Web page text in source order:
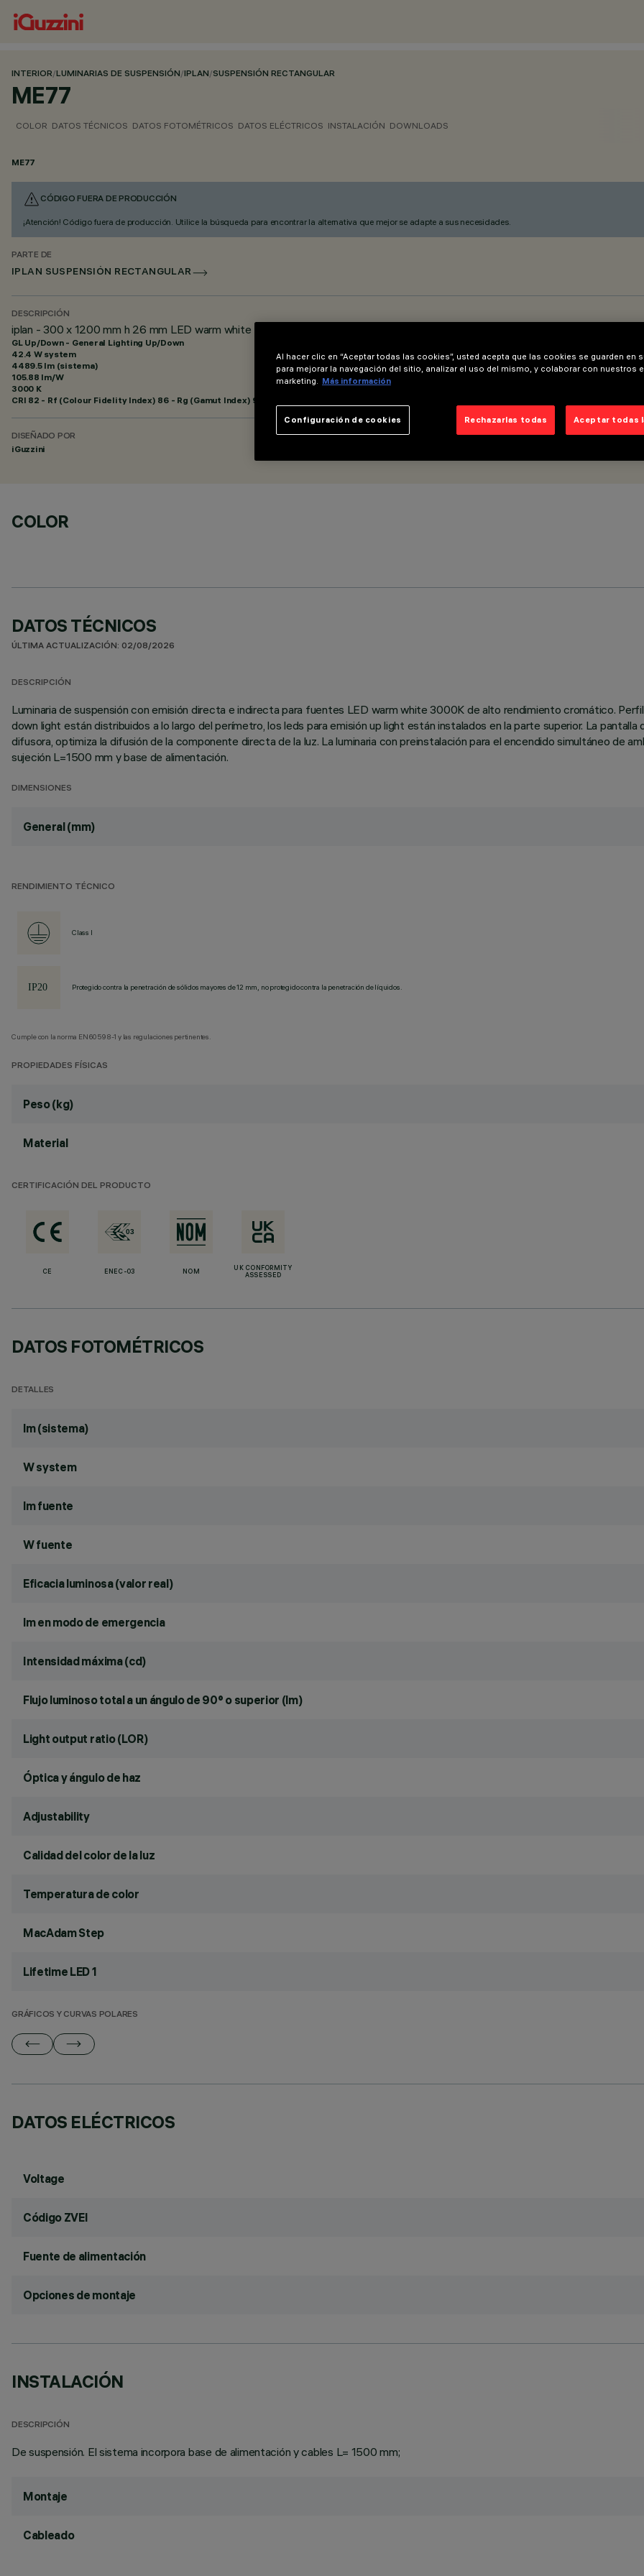
INTERIOR/LUMINARIAS DE SUSPENSIÓN/IPLAN/SUSPENSIÓN RECTANGULAR
ME77
COLOR DATOS TÉCNICOS DATOS FOTOMÉTRICOS DATOS ELÉCTRICOS INSTALACIÓN DOWNLOADS
ME77
CÓDIGO FUERA DE PRODUCCIÓN
¡Atención! Código fuera de producción. Utilice la búsqueda para encontrar la alternativa que mejor se adapte a sus necesidades.
PARTE DE
IPLAN SUSPENSIÓN RECTANGULAR
DESCRIPCIÓN
iplan - 300 x 1200 mm h 26 mm LED warm white - cableado electrónico - óptica luz general
GL Up/Down - General Lighting Up/Down
42.4 W system
4489.5 lm (sistema)
105.88 lm/W
3000 K
CRI 82 - Rf (Colour Fidelity Index) 86 - Rg (Gamut Index) 96
DISEÑADO POR
iGuzzini
COLOR
DATOS TÉCNICOS
ÚLTIMA ACTUALIZACIÓN: 02/08/2026
DESCRIPCIÓN
Luminaria de suspensión con emisión directa e indirecta para fuentes LED warm white 3000K de alto rendimiento cromático.
down light están distribuidos a lo largo del perímetro, los leds para emisión up light están instalados en la parte superior. La pantalla
difusora, optimiza la difusión de la componente directa de la luz. La luminaria con preinstalación para el encendido simultáneo de
sujeción L=1500 mm y base de alimentación.
DIMENSIONES
General (mm)
RENDIMIENTO TÉCNICO
Class I
Protegido contra la penetración de sólidos mayores de 12 mm, no protegido contra la penetración de líquidos.
Cumple con la norma EN60598-1 y las regulaciones pertinentes.
PROPIEDADES FÍSICAS
Peso (kg)
Material
CERTIFICACIÓN DEL PRODUCTO
CE ENEC-03 NOM
UK CONFORMITY
ASSESSED
DATOS FOTOMÉTRICOS
DETALLES
lm (sistema)
W system
lm fuente
W fuente
Eficacia luminosa (valor real)
lm en modo de emergencia
Intensidad máxima (cd)
Flujo luminoso total a un ángulo de 90° o superior (lm)
Light output ratio (LOR)
Óptica y ángulo de haz
Adjustability
Calidad del color de la luz
Temperatura de color
MacAdam Step
Lifetime LED 1
GRÁFICOS Y CURVAS POLARES
DATOS ELÉCTRICOS
Voltage
Código ZVEI
Fuente de alimentación
Opciones de montaje
INSTALACIÓN
DESCRIPCIÓN
De suspensión. El sistema incorpora base de alimentación y cables L= 1500 mm;
Montaje
Cableado
Al hacer clic en “Aceptar todas las cookies”, usted acepta que las cookies se guarden en
para mejorar la navegación del sitio, analizar el uso del mismo, y colaborar con nuestros
marketing. Más información
Rechazarlas todas Aceptar todas
Configuración de cookies